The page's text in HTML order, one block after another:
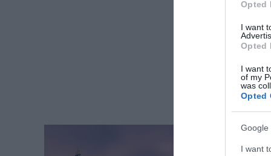
Opted
I want
Opted
I want
of my
was
Opted
Google
I want